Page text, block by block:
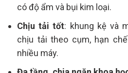
có độ ẩm và bụi kim loại.
Chịu tải tốt: khung kệ và
chịu tải theo cụm, hạn
nhiều máy.